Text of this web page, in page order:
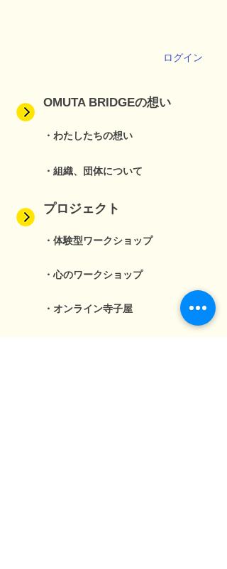
ログイン
OMUTA BRIDGEの想い
・わたしたちの想い
・組織、団体について
プロジェクト
・体験型ワークショップ
・心のワークショップ
・オンライン寺子屋